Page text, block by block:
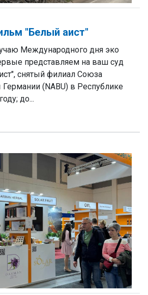
"Белый аист"
Международного дня эко
представляем на ваш суд
снятый филиал Союза
(NABU) в Республике
до...